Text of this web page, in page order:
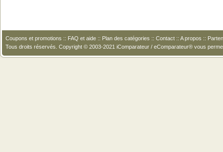
Coupons et promotions :: FAQ et aide :: Plan des catégories :: Contact :: A propos ::
Tous droits réservés. Copyright © 2003-2021 iComparateur / eComparateur® vous